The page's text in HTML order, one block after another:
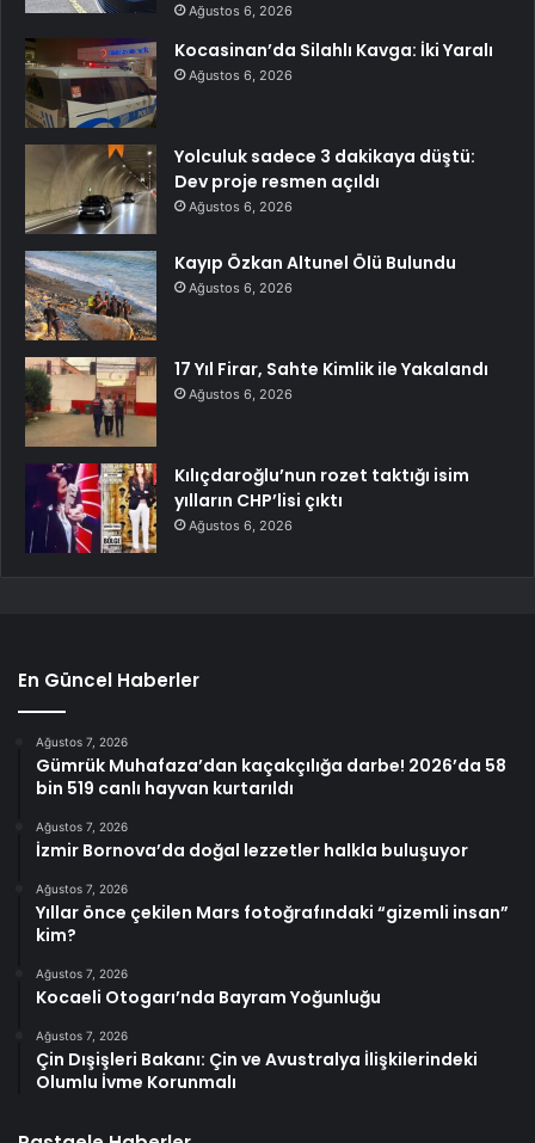
Ağustos 6, 2026
Kocasinan’da Silahlı Kavga: İki Yaralı
Ağustos 6, 2026
Yolculuk sadece 3 dakikaya düştü:
Dev proje resmen açıldı
Ağustos 6, 2026
Kayıp Özkan Altunel Ölü Bulundu
Ağustos 6, 2026
17 Yıl Firar, Sahte Kimlik ile Yakalandı
Ağustos 6, 2026
Kılıçdaroğlu’nun rozet taktığı isim
yılların CHP’lisi çıktı
Ağustos 6, 2026
En Güncel Haberler
Ağustos 7, 2026
Gümrük Muhafaza’dan kaçakçılığa darbe! 2026’da 58
bin 519 canlı hayvan kurtarıldı
Ağustos 7, 2026
İzmir Bornova’da doğal lezzetler halkla buluşuyor
Ağustos 7, 2026
Yıllar önce çekilen Mars fotoğrafındaki “gizemli insan”
kim?
Ağustos 7, 2026
Kocaeli Otogarı’nda Bayram Yoğunluğu
Ağustos 7, 2026
Çin Dışişleri Bakanı: Çin ve Avustralya İlişkilerindeki
Olumlu İvme Korunmalı